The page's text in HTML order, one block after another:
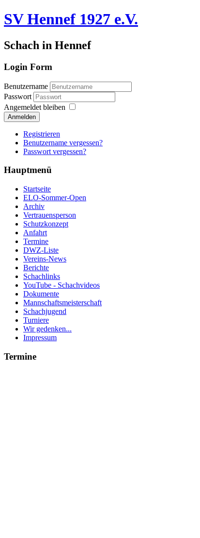
SV Hennef 1927 e.V.
Schach in Hennef
Login Form
Benutzername
Passwort
Angemeldet bleiben
Anmelden
Registrieren
Benutzername vergessen?
Passwort vergessen?
Hauptmenü
Startseite
ELO-Sommer-Open
Archiv
Vertrauensperson
Schutzkonzept
Anfahrt
Termine
DWZ-Liste
Vereins-News
Berichte
Schachlinks
YouTube - Schachvideos
Dokumente
Mannschaftsmeisterschaft
Schachjugend
Turniere
Wir gedenken...
Impressum
Termine